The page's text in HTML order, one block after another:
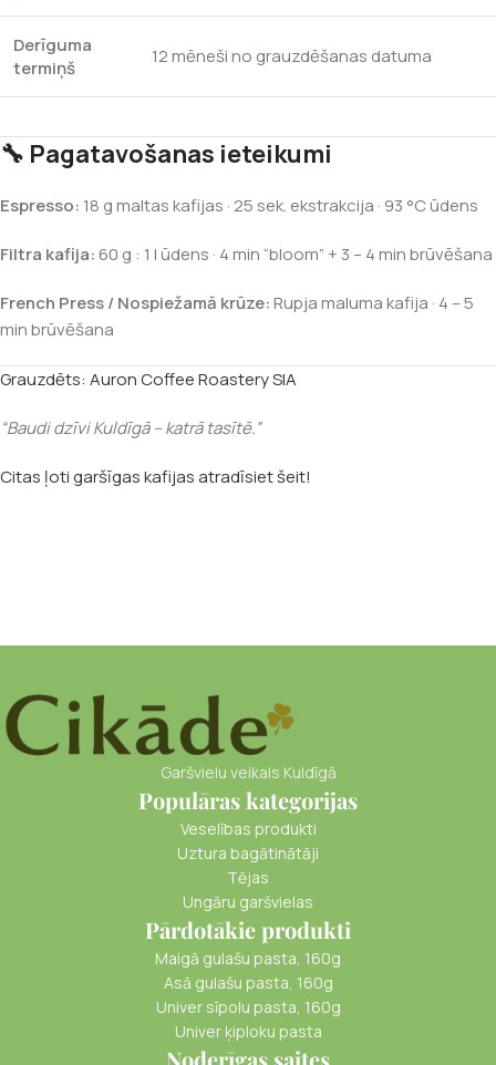
Derīguma
termiņš
12 mēneši no grauzdēšanas datuma
🔧 Pagatavošanas ieteikumi
Espresso: 18 g maltas kafijas · 25 sek. ekstrakcija · 93 °C ūdens
Filtra kafija:60 g : 1 l ūdens · 4 min “bloom” + 3 – 4 min brūvēšana
French Press / Nospiežamā krūze:Rupja maluma kafija · 4 – 5
min brūvēšana
Grauzdēts: Auron Coffee Roastery SIA
“Baudi dzīvi Kuldīgā – katrā tasītē.”
Citas ļoti garšīgas kafijas atradīsiet šeit!
Garšvielu veikals Kuldīgā
Populāras kategorijas
Veselības produkti
Uztura bagātinātāji
Tējas
Ungāru garšvielas
Pārdotākie produkti
Maigā gulašu pasta, 160g
Asā gulašu pasta, 160g
Univer sīpolu pasta, 160g
Univer ķiploku pasta